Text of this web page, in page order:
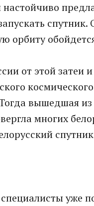
орбиту
от этой затеи
вышедшая из
многих
специалисты уже